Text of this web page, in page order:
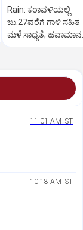
Rain: ಕರಾವಳಿಯಲ್ಲಿ
ಜು.27ವರೆಗೆ ಗಾಳಿ ಸಹಿತ
ಮಳೆ ಸಾಧ್ಯತೆ; ಹವಾಮಾನ
11:01 AM IST
10:18 AM IST